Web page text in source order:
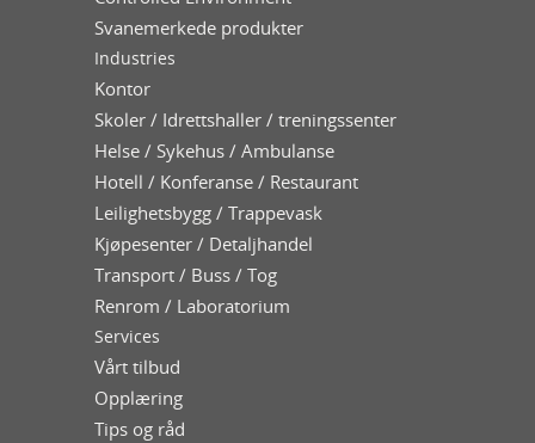
Svanemerkede produkter
Industries
Kontor
Skoler / Idrettshaller / treningssenter
Helse / Sykehus / Ambulanse
Hotell / Konferanse / Restaurant
Leilighetsbygg / Trappevask
Kjøpesenter / Detaljhandel
Transport / Buss / Tog
Renrom / Laboratorium
Services
Vårt tilbud
Opplæring
Tips og råd